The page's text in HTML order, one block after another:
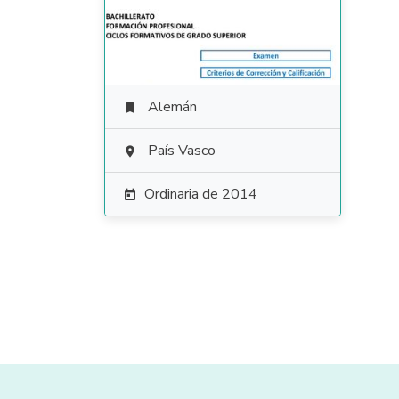
 Alemán
 País Vasco
 Ordinaria de 2014